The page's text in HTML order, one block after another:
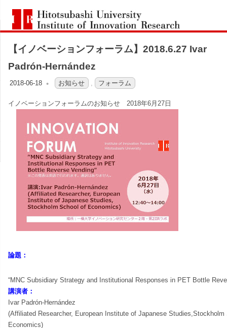
テ
橋
研
Hitotsubashi
Institute
of
Research
【イノベーションフォーラム】2018.6.27 Ivar
Padrón-Hernández
2018-06-18 OFO2_TESTIIR
お知らせ フォーラム
イノベーションフォーラムのお知らせ 2018年6月27日
論題：
“MNC Subsidiary Strategy and Institutional Responses in PET Bottle
講演者：
Ivar Padrón-Hernández
(Affiliated Researcher, European Institute of Japanese Studies,Stockholm
Economics)